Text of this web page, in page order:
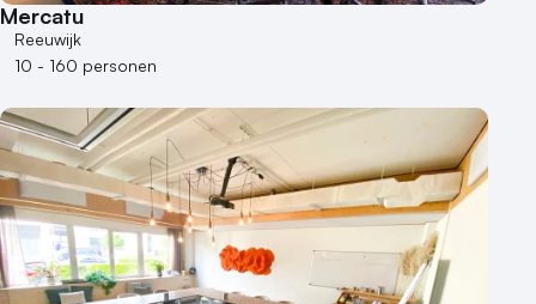
Mercatu
Reeuwijk
10 - 160 personen